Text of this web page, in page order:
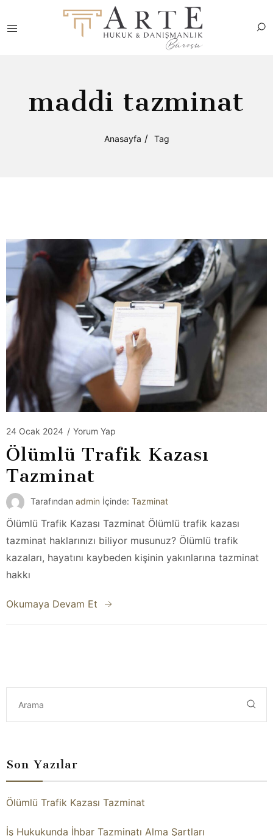
maddi tazminat
Anasayfa Tag
24 Ocak 2024 / Yorum Yap
Ölümlü Trafik Kazası
Tazminat
Tarafından admin İçinde: Tazminat
Ölümlü Trafik Kazası Tazminat Ölümlü trafik kazası
tazminat haklarınızı biliyor musunuz? Ölümlü trafik
kazaları, hayatını kaybeden kişinin yakınlarına tazminat
hakkı
Okumaya Devam Et
Son Yazılar
Ölümlü Trafik Kazası Tazminat
İş Hukukunda İhbar Tazminatı Alma Şartları